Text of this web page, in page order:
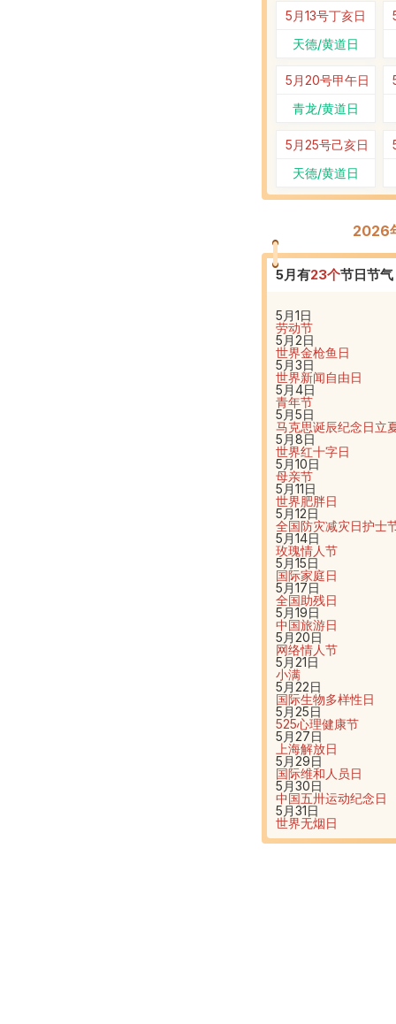
5月13号丁亥日
天德/黄道日
5月20号甲午日
青龙/黄道日
5月25号己亥日
天德/黄道日
2026
5月有23个节日节气
5月1日
劳动节
5月2日
世界金枪鱼日
5月3日
世界新闻自由日
5月4日
青年节
5月5日
马克思诞辰纪念日立
5月8日
世界红十字日
5月10日
母亲节
5月11日
世界肥胖日
5月12日
全国防灾减灾日护士
5月14日
玫瑰情人节
5月15日
国际家庭日
5月17日
全国助残日
5月19日
中国旅游日
5月20日
网络情人节
5月21日
小满
5月22日
国际生物多样性日
5月25日
525心理健康节
5月27日
上海解放日
5月29日
国际维和人员日
5月30日
中国五卅运动纪念日
5月31日
世界无烟日